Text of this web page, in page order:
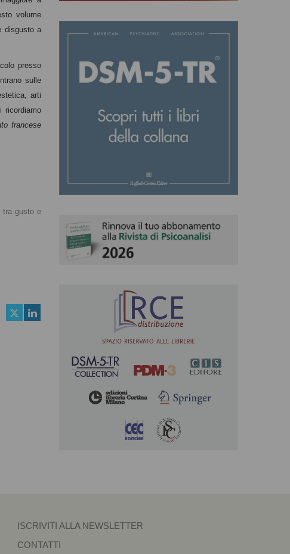
volume
disgusto a
presso
sulle
arti
ricordiamo
francese
tra gusto e
ISCRIVITI ALLA NEWSLETTER
CONTATTI